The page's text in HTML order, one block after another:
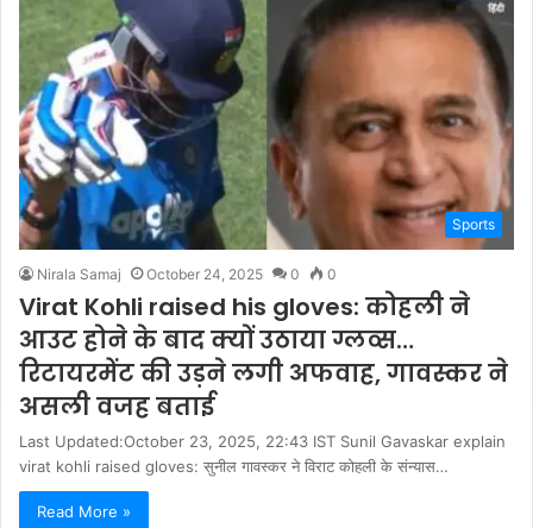
Sports
Nirala Samaj October 24, 2025 0 0
Virat Kohli raised his gloves: कोहली ने
आउट होने के बाद क्यों उठाया ग्लव्स…
रिटायरमेंट की उड़ने लगी अफवाह, गावस्कर ने
असली वजह बताई
Last Updated:October 23, 2025, 22:43 IST Sunil Gavaskar explain
virat kohli raised gloves: सुनील गावस्कर ने विराट कोहली के संन्यास…
Read More »